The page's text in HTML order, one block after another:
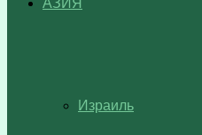
АЗИЯ
Израиль